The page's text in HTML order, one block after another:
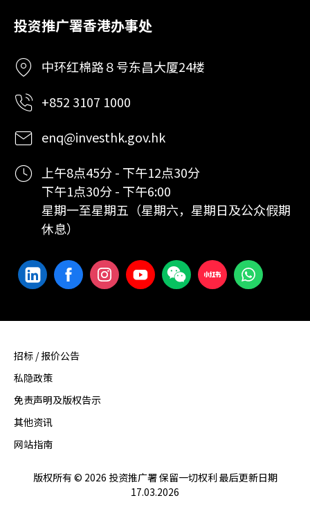
投资推广署香港办事处
中环红棉路８号东昌大厦24楼
+852 3107 1000
enq@investhk.gov.hk
上午8点45分 - 下午12点30分
下午1点30分 - 下午6:00
星期一至星期五（星期六，星期日及公众假期
休息）
招标 / 报价公告
私隐政策
免责声明及版权告示
其他资讯
网站指南
版权所有 © 2026 投资推广署 保留一切权利 最后更新日期
17.03.2026